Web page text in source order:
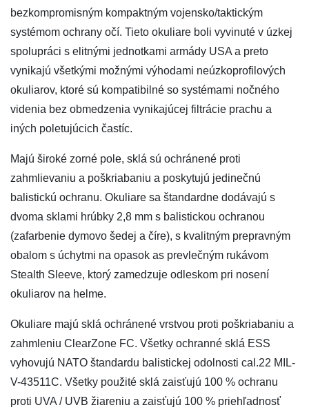
bezkompromisným kompaktným vojensko/taktickým
systémom ochrany očí. Tieto okuliare boli vyvinuté v úzkej
spolupráci s elitnými jednotkami armády USA a preto
vynikajú všetkými možnými výhodami neúzkoprofilových
okuliarov, ktoré sú kompatibilné so systémami nočného
videnia bez obmedzenia vynikajúcej filtrácie prachu a
iných poletujúcich častíc.
Majú široké zorné pole, sklá sú ochránené proti
zahmlievaniu a poškriabaniu a poskytujú jedinečnú
balistickú ochranu. Okuliare sa štandardne dodávajú s
dvoma sklami hrúbky 2,8 mm s balistickou ochranou
(zafarbenie dymovo šedej a číre), s kvalitným prepravným
obalom s úchytmi na opasok as prevlečným rukávom
Stealth Sleeve, ktorý zamedzuje odleskom pri nosení
okuliarov na helme.
Okuliare majú sklá ochránené vrstvou proti poškriabaniu a
zahmleniu ClearZone FC. Všetky ochranné sklá ESS
vyhovujú NATO štandardu balistickej odolnosti cal.22 MIL-
V-43511C. Všetky použité sklá zaisťujú 100 % ochranu
proti UVA / UVB žiareniu a zaisťujú 100 % priehľadnosť